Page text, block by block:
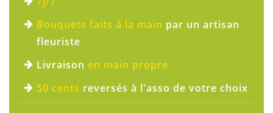
Bouquets faits à la main par un artisan
fleuriste
Livraison en main propre
50 cents reversés à l'asso de votre choix